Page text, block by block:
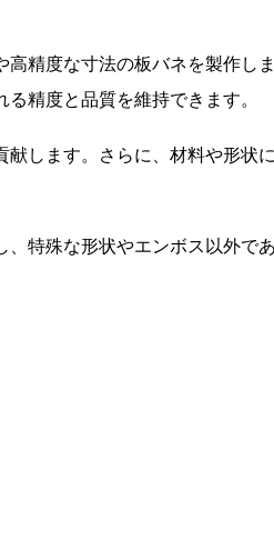
精度な寸法の板バネを製作し
精度と品質を維持できます。
します。さらに、材料や形状
特殊な形状やエンボス以外で